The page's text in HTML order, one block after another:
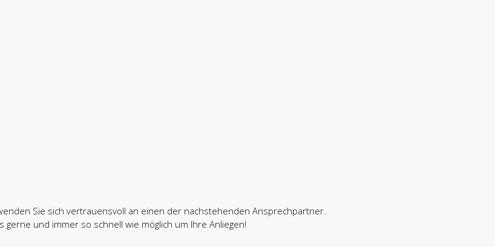
Sie sich vertrauensvoll an einen der nachstehenden Ansprechpartner.
gerne und immer so schnell wie möglich um Ihre Anliegen!